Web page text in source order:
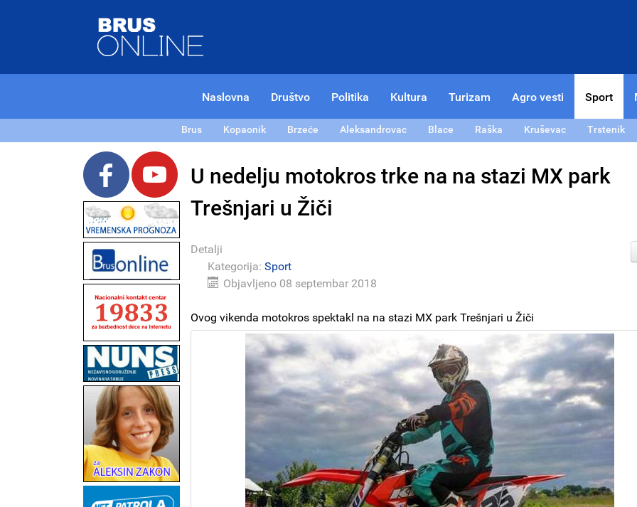
Naslovna Društvo Politika Kultura Turizam Agro vesti Sport
Brus Kopaonik Brzeće Aleksandrovac Blace Raška Kruševac Trstenik
U nedelju motokros trke na na stazi MX park
Trešnjari u Žiči
Detalji
Kategorija: Sport
Objavljeno 08 septembar 2018
Ovog vikenda motokros spektakl na na stazi MX park Trešnjari u Žiči